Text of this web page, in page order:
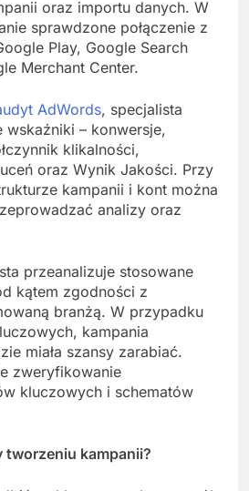
oraz importu danych. W
sprawdzone połączenie z
Play, Google Search
Merchant Center.
AdWords, specjalista
– konwersje,
klikalności,
oraz Wynik Jakości. Przy
kampanii i kont można
analizy oraz
przeanalizuje stosowane
kątem zgodności z
branżą. W przypadku
kampania
miała szansy zarabiać.
zweryfikowanie
kluczowych i schematów
tworzeniu kampanii?